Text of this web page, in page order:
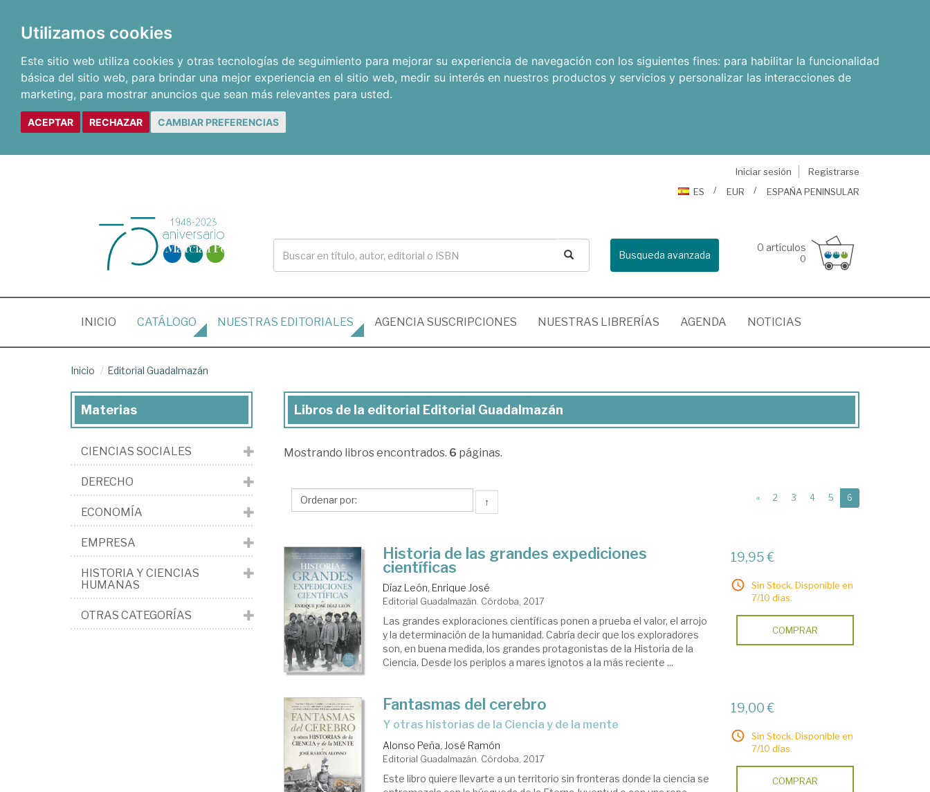
Utilizamos cookies
Este sitio web utiliza cookies y otras tecnologías de seguimiento para mejorar su experiencia de navegación con los siguientes fines: para habilitar la funcionalidad
básica del sitio web, para brindar una mejor experiencia en el sitio web, medir su interés en nuestros productos y servicios y personalizar las interacciones de
marketing, para mostrar anuncios que sean más relevantes para usted.
ACEPTAR RECHAZAR CAMBIAR PREFERENCIAS
Iniciar sesión
Registrarse
ES
EUR ESPAÑA PENINSULAR
Busqueda avanzada
0 artículos
0
INICIO (CURRENT)
CATÁLOGO NUESTRAS EDITORIALES AGENCIA SUSCRIPCIONES NUESTRAS LIBRERÍAS AGENDA NOTICIAS
Inicio Editorial Guadalmazán
Libros
la
Editorial
Libros de la editorial Editorial Guadalmazán
Mostrando libros encontrados. 6 páginas.
↑ « 2 3 4 5 6
Historia de las grandes expediciones
científicas
Díaz León, Enrique José
Editorial Guadalmazán. Córdoba, 2017
Las grandes exploraciones científicas ponen a prueba el valor, el arrojo
y la determinación de la humanidad. Cabría decir que los exploradores
son, en buena medida, los grandes protagonistas de la Historia de la
Ciencia. Desde los periplos a mares ignotos a la más reciente ...
19,95 €
Sin Stock. Disponible en
7/10 días.
COMPRAR
Fantasmas del cerebro
y otras historias de la Ciencia y de la mente
Alonso Peña, José Ramón
Editorial Guadalmazán. Córdoba, 2017
Este libro quiere llevarte a un territorio sin fronteras donde la ciencia se
19,00 €
Sin Stock. Disponible en
7/10 días.
COMPRAR
Materias
CIENCIAS SOCIALES
DERECHO
ECONOMÍA
EMPRESA
HISTORIA Y CIENCIAS
HUMANAS
OTRAS CATEGORÍAS